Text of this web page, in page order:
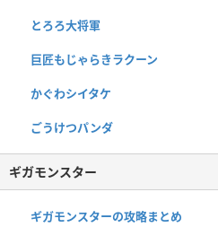
とろろ大将軍
巨匠もじゃらきラクーン
かぐわシイタケ
ごうけつパンダ
ギガモンスター
ギガモンスターの攻略まとめ